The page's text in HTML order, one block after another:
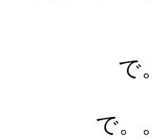
で
で。